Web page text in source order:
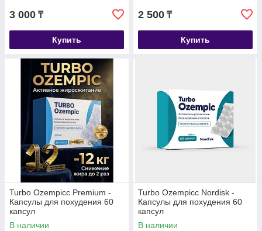
3 000 ₸
Купить
2 500 ₸
Купить
Turbo Ozempicс Premium -
Капсулы для похудения 60
капсул
В наличии
Turbo Ozempicc Nordisk -
Капсулы для похудения 60
капсул
В наличии